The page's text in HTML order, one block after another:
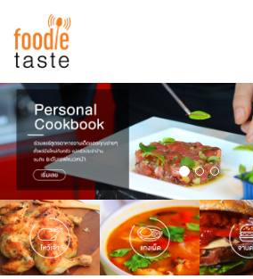
สูตรอาหาร
สูตรอาหารล่าสุด
Top Foodie
พาไปชิม
สารพันก้นครัว
เคล็ดลับน่ารู้
FoodPedia